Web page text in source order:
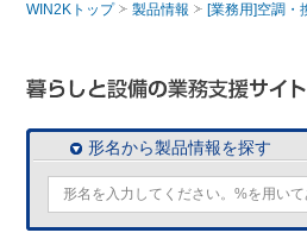
WIN2Kトップ 製品情報 [業務用]空調・
形名から製品情報を探す